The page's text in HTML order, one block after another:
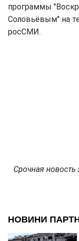
программы
Соловьёвым" на
росСМИ.
Срочная